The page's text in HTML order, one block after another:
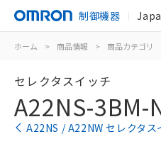
制御機器
ホーム > 商品情報 > 商品カテゴリ
セレクタスイッチ
A22NS-3BM-
A22NS / A22NW セレクタ